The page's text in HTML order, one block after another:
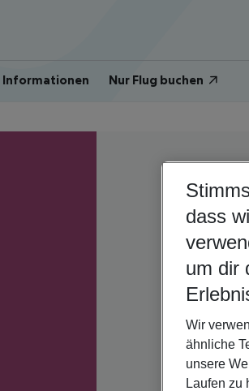
Informationen Nur Flug buchen
dass
um dir
Wir
ähnliche
unsere
Laufen zu